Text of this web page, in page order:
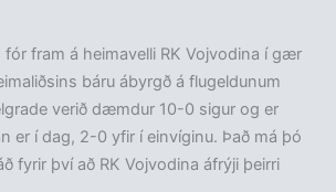
fór fram á heimavelli RK Vojvodina í gær
báru ábyrgð á flugeldunum
verið dæmdur 10-0 sigur og er
er í dag, 2-0 yfir í einvíginu. Það má þó
fyrir því að RK Vojvodina áfrýji þeirri